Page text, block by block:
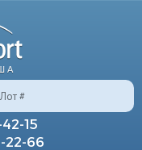
15
22-66